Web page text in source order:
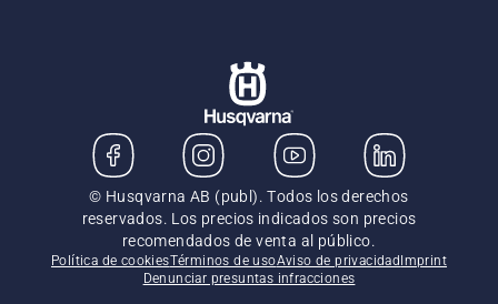
© Husqvarna AB (publ). Todos los derechos
reservados. Los precios indicados son precios
recomendados de venta al público.
Política de cookiesTérminos de usoAviso de privacidadImprint
Denunciar presuntas infracciones